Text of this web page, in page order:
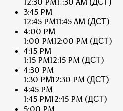
12:30 PM11:30 AM (ДСТ)
3:45 PM
12:45 PM11:45 AM (ДСТ)
4:00 PM
1:00 PM12:00 PM (ДСТ)
4:15 PM
1:15 PM12:15 PM (ДСТ)
4:30 PM
1:30 PM12:30 PM (ДСТ)
4:45 PM
1:45 PM12:45 PM (ДСТ)
5:00 PM